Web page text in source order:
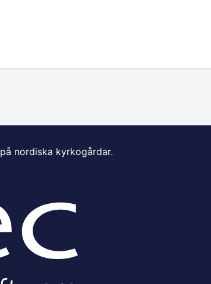
nordiska kyrkogårdar.